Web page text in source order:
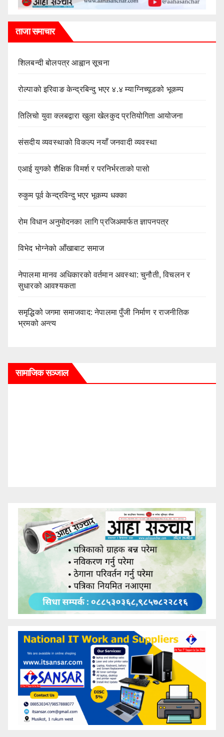
ताजा समाचार
शिलबन्दी बोलपत्र आह्वान सूचना
रोल्पाको इरिवाङ केन्द्रबिन्दु भएर ४.४ म्याग्निच्यूडको भूकम्प
तिलिचो युवा क्लबद्वारा खुला खेलकुद प्रतियोगिता आयोजना
संसदीय व्यवस्थाको विकल्प नयाँ जनवादी व्यवस्था
एआई युगको शैक्षिक विमर्श र परनिर्भरताको पासो
रुकुम पूर्व केन्द्रविन्दु भएर भूकम्प धक्का
रोम विधान अनुमोदनका लागि प्रजिअमार्फत ज्ञापनपत्र
विभेद भोग्नेको आँखाबाट समाज
नेपालमा मानव अधिकारको वर्तमान अवस्था: चुनौती, विचलन र
सुधारको आवश्यकता
समृद्धिको जगमा समाजवाद: नेपालमा पुँजी निर्माण र राजनीतिक
भ्रमको अन्त्य
सामाजिक सञ्जाल